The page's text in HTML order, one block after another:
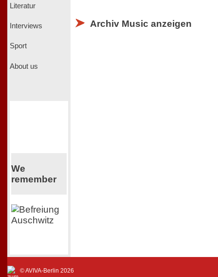
Literatur
Interviews
Sport
About us
We
remember
Archiv Music anzeigen
© AVIVA-Berlin 2026